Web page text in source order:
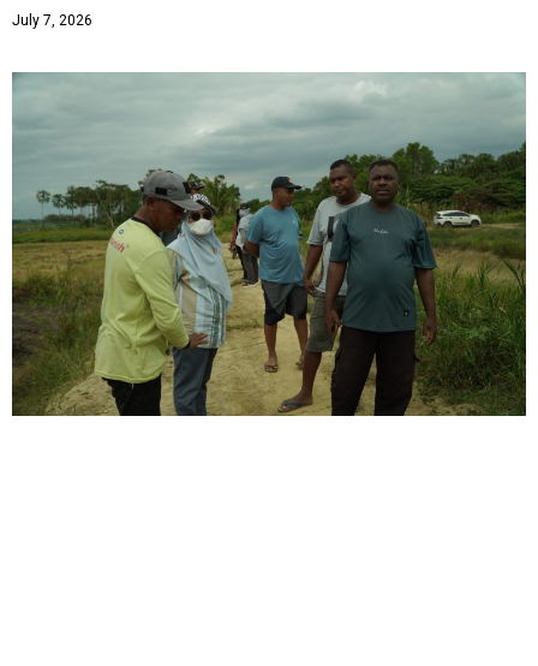
July 7, 2026